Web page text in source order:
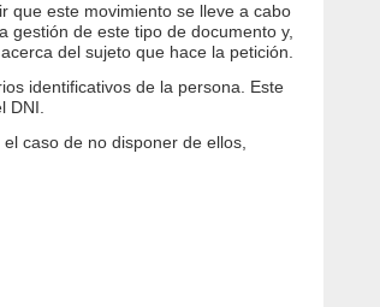
que este movimiento se lleve a cabo
gestión de este tipo de documento y,
del sujeto que hace la petición.
identificativos de la persona. Este
DNI.
caso de no disponer de ellos,